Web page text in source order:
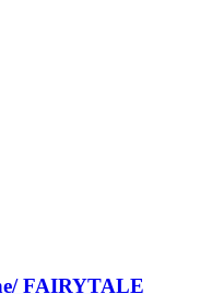
FAIRYTALE